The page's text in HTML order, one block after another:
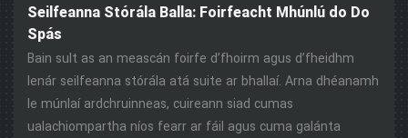
Seilfeanna Stórála Balla: Foirfeacht Mhúnlú do Do
Spás
Bain sult as an meascán foirfe d’fhoirm agus d’fheidhm
lenár seilfeanna stórála atá suite ar bhallaí. Arna dhéanamh
le múnlaí ardchruinneas, cuireann siad cumas
ualachiompartha níos fearr ar fáil agus cuma galánta